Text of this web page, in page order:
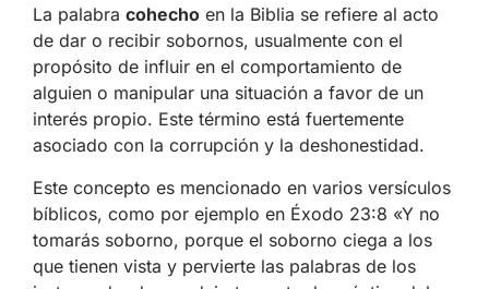
La palabra cohecho en la Biblia se refiere al acto
de dar o recibir sobornos, usualmente con el
propósito de influir en el comportamiento de
alguien o manipular una situación a favor de un
interés propio. Este término está fuertemente
asociado con la corrupción y la deshonestidad.
Este concepto es mencionado en varios versículos
bíblicos, como por ejemplo en Éxodo 23:8 «Y no
tomarás soborno, porque el soborno ciega a los
que tienen vista y pervierte las palabras de los